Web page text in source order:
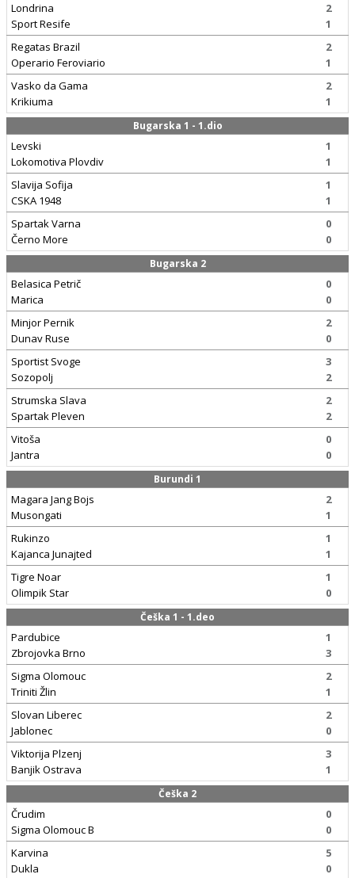
Londrina
Sport Resife
2
1
Regatas Brazil
Operario Feroviario
2
1
Vasko da Gama
Krikiuma
2
1
Bugarska 1 - 1.dio
Levski
Lokomotiva Plovdiv
1
1
Slavija Sofija
CSKA 1948
1
1
Spartak Varna
Černo More
0
0
Bugarska 2
Belasica Petrič
Marica
0
0
Minjor Pernik
Dunav Ruse
2
0
Sportist Svoge
Sozopolj
3
2
Strumska Slava
Spartak Pleven
2
2
Vitoša
Jantra
0
0
Burundi 1
Magara Jang Bojs
Musongati
2
1
Rukinzo
Kajanca Junajted
1
1
Tigre Noar
Olimpik Star
1
0
Češka 1 - 1.deo
Pardubice
Zbrojovka Brno
1
3
Sigma Olomouc
Triniti Žlin
2
1
Slovan Liberec
Jablonec
2
0
Viktorija Plzenj
Banjik Ostrava
3
1
Češka 2
Črudim
Sigma Olomouc B
0
0
Karvina
Dukla
5
0